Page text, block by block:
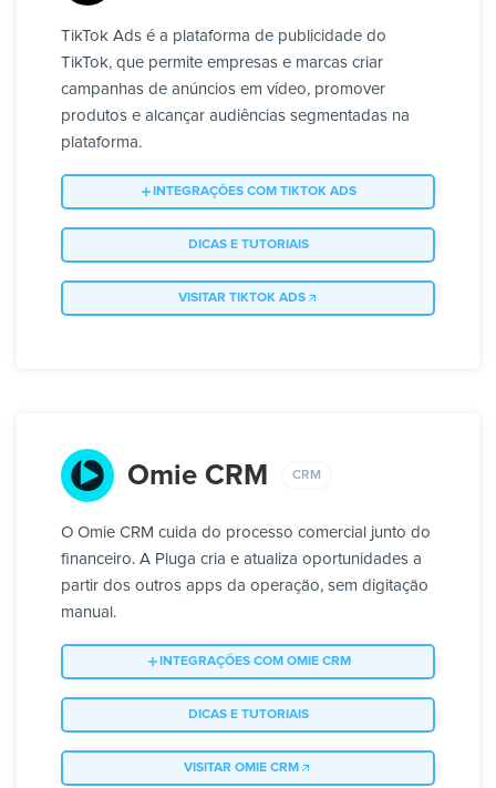
TikTok Ads é a plataforma de publicidade do
TikTok, que permite empresas e marcas criar
campanhas de anúncios em vídeo, promover
produtos e alcançar audiências segmentadas na
plataforma.
INTEGRAÇÕES COM TIKTOK ADS
DICAS E TUTORIAIS
VISITAR TIKTOK ADS
Omie CRM CRM
O Omie CRM cuida do processo comercial junto do
financeiro. A Pluga cria e atualiza oportunidades a
partir dos outros apps da operação, sem digitação
manual.
INTEGRAÇÕES COM OMIE CRM
DICAS E TUTORIAIS
VISITAR OMIE CRM